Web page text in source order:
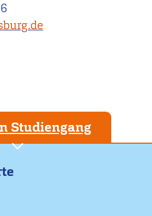
Studiengang